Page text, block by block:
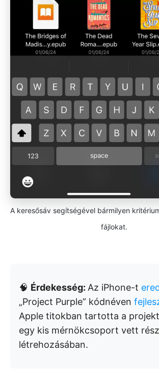
A keresősáv segítségével bármilyen
fájlokat.
🧠 Érdekesség: Az iPhone-t
„Project Purple” kódnéven
Apple titokban tartotta a
egy kis mérnökcsoport vett
létrehozásában.